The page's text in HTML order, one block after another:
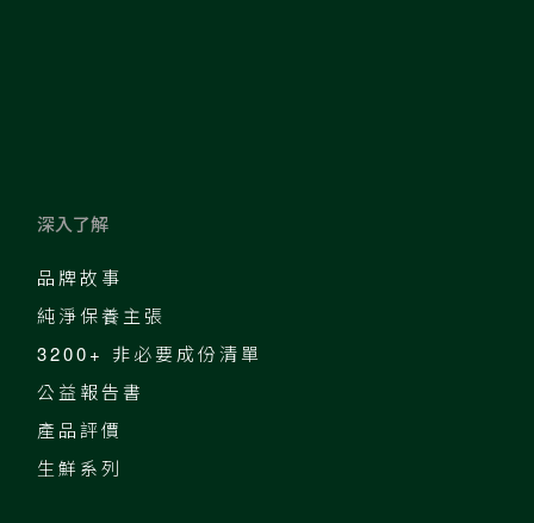
深入了解
品牌故事
純淨保養主張
3200+ 非必要成份清單
公益報告書
產品評價
生鮮系列